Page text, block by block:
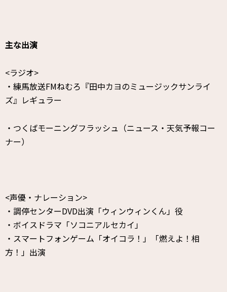
主な出演
<ラジオ>
・練馬放送FMねむろ『田中カヨのミュージックサンライ
ズ』レギュラー
・つくばモーニングフラッシュ（ニュース・天気予報コー
ナー）
<声優・ナレーション>
・調停センターDVD出演「ウィンウィンくん」役
・ボイスドラマ「ソコニアルセカイ」
・スマートフォンゲーム「オイコラ！」「燃えよ！相
方！」出演